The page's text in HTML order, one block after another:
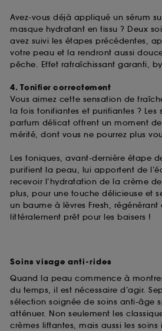
Avez-vous déjà appliqué un sérum
masque hydratant en tissu ? Deux
avez suivi les étapes précédentes,
votre peau et la rendront aussi
pêche. Effet rafraîchissant garanti,
4. Tonifier correctement
Vous aimez cette sensation de
la fois tonifiantes et purifiantes ? Les
parfum délicat offrent un moment
mérité, dont vous ne pourrez plus
Les toniques, avant-dernière étape
purifient la peau, lui apportent de
recevoir l’hydratation de la crème
plus, pour une touche délicieuse et
un baume à lèvres Fresh,
littéralement prêt pour les baisers !
Soins visage anti-rides
Quand la peau commence à
du temps, il est nécessaire d’agir.
sélection soignée de soins anti-âge
atténuer. Non seulement les
crèmes liftantes, mais aussi les soins